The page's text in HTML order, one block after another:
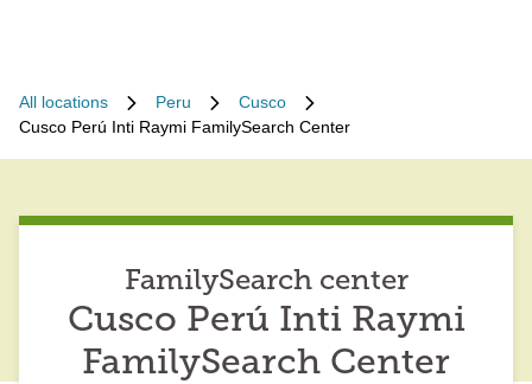
All locations Peru
Cusco
Cusco Perú Inti Raymi FamilySearch Center
FamilySearch center
Cusco Perú Inti Raymi
FamilySearch Center